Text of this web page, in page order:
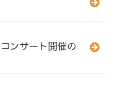
ンサート開催の